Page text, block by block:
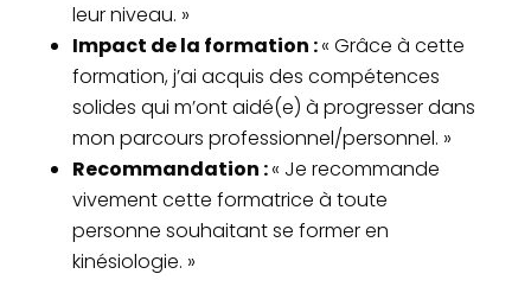
leur niveau. »
Impact de la formation :« Grâce à cette
formation, j’ai acquis des compétences
solides qui m’ont aidé(e) à progresser dans
mon parcours professionnel/personnel. »
Recommandation :« Je recommande
vivement cette formatrice à toute
personne souhaitant se former en
kinésiologie. »